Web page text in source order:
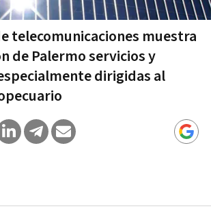
telecomunicaciones muestra
de Palermo servicios y
dirigidas al